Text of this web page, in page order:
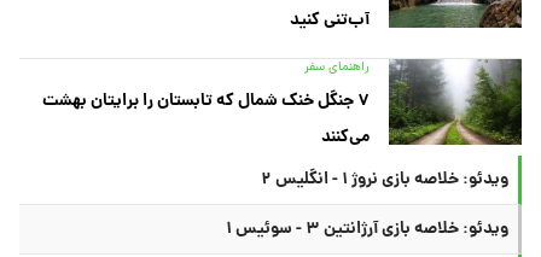
آب‌تنی کنید
راهنمای سفر
۷ جنگل خنک شمال که تابستان را برایتان بهشت
می‌کنند
ویدئو: خلاصه بازی نروژ ۱ - انگلیس ۲
ویدئو: خلاصه بازی آرژانتین ۳ - سوئیس ۱